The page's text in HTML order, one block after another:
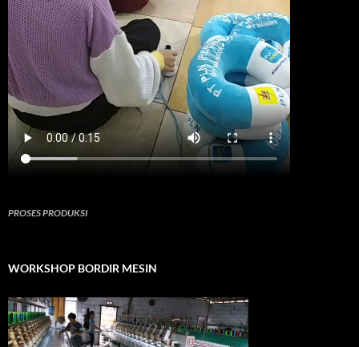
PROSES PRODUKSI
WORKSHOP BORDIR MESIN